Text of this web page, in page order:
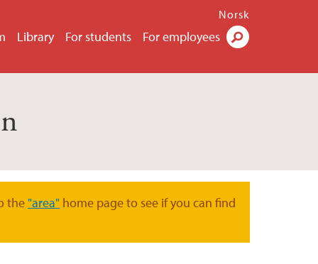
Library For students For employees
Norsk
the "area" home page to see if you can find